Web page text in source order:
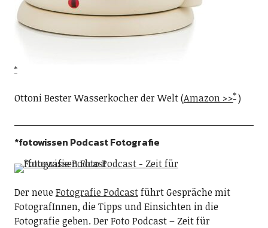
Ottoni Bester Wasserkocher der Welt (Amazon >> )
*fotowissen Podcast Fotografie
Der neueFotografie Podcastführt Gespräche mit
FotografInnen, die Tipps und Einsichten in die
Fotografie geben. Der Foto Podcast – Zeit für